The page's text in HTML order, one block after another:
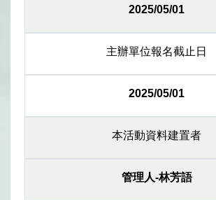
2025/05/01
主辦單位報名截止日
2025/05/01
本活動資料建置者
管理人-林芳語